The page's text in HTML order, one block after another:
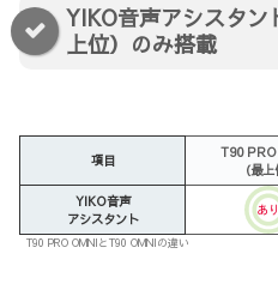
YIKO音声アシスタ
上位）のみ搭載
項目
T90
（最上
YIKO音声
アシスタント
あ
T90 PRO OMNIとT90 OMNIの違い